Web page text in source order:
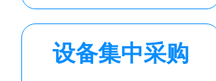
设备集中采购